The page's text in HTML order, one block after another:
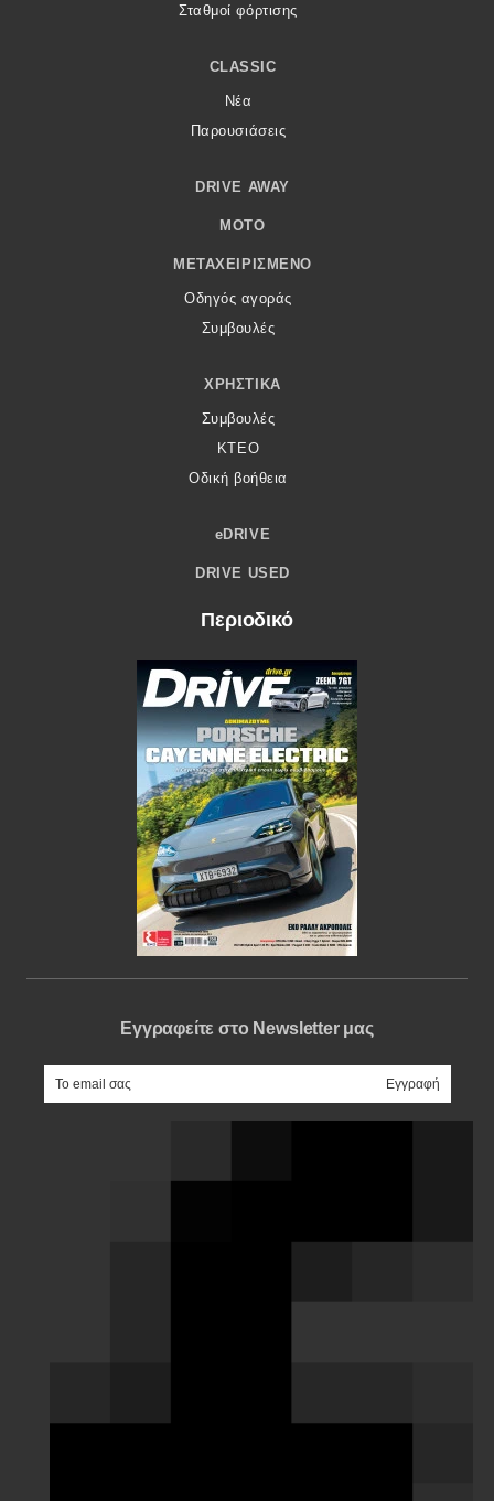
Σταθμοί φόρτισης
CLASSIC
Νέα
Παρουσιάσεις
DRIVE AWAY
MOTO
ΜΕΤΑΧΕΙΡΙΣΜΈΝΟ
Οδηγός αγοράς
Συμβουλές
ΧΡΗΣΤΙΚΆ
Συμβουλές
ΚΤΕΟ
Οδική βοήθεια
eDRIVE
DRIVE USED
Περιοδικό
Εγγραφείτε στο Newsletter μας
e-mail